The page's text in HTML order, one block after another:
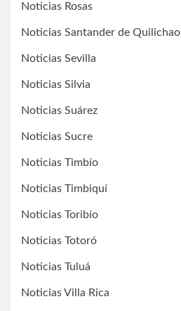
Noticias Rosas
Noticias Santander de Quilichao
Noticias Sevilla
Noticias Silvia
Noticias Suárez
Noticias Sucre
Noticias Timbío
Noticias Timbiquí
Noticias Toribío
Noticias Totoró
Noticias Tuluá
Noticias Villa Rica